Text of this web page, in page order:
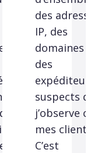
:
à
des adresses
IP, des
domaines ou
des
expéditeurs
suspects que
j’observe chez
mes clients.
C’est